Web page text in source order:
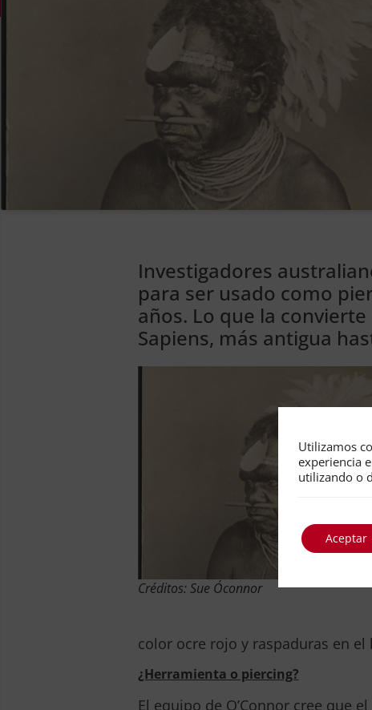
Investigadores
para ser usado como
años. Lo que la
Sapiens, más antigua
Créditos: Sue O´connor
color ocre rojo y raspaduras en
¿Herramienta o piercing?
El equipo de O’Connor cree que
Utilizamos
experiencia
utilizando o
Aceptar